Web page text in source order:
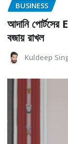
BUSINESS
আদানি পোর্টসের
বজায় রাখল
Kuldeep